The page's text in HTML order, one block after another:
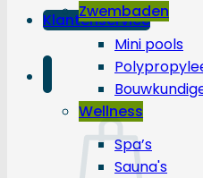
Klantenservice
Zwembaden
Mini pools
Wellness
Spa’s
Sauna's